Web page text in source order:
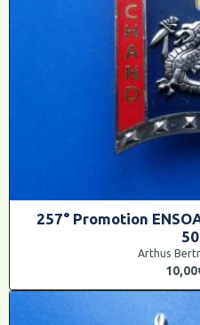
257° Promotion
Arthus